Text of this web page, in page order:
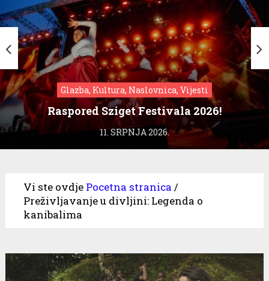
Glazba, Kultura, Naslovnica, Vijesti
Raspored Sziget Festivala 2026!
11. SRPNJA 2026.
Vi ste ovdje Pocetna stranica /
Preživljavanje u divljini: Legenda o
kanibalima